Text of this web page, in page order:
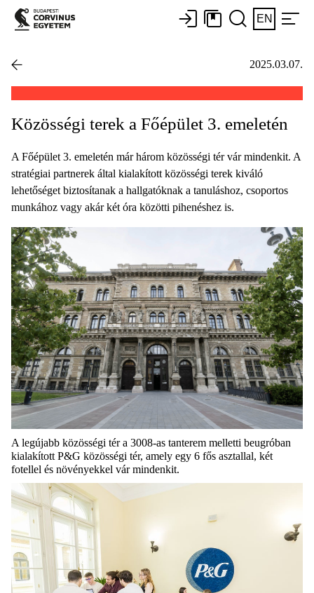
EN
2025.03.07.
Közösségi terek a Főépület 3. emeletén
A Főépület 3. emeletén már három közösségi tér vár mindenkit. A
stratégiai partnerek által kialakított közösségi terek kiváló
lehetőséget biztosítanak a hallgatóknak a tanuláshoz, csoportos
munkához vagy akár két óra közötti pihenéshez is.
A legújabb közösségi tér a 3008-as tanterem melletti beugróban
kialakított P&G közösségi tér, amely egy 6 fős asztallal, két
fotellel és növényekkel vár mindenkit.